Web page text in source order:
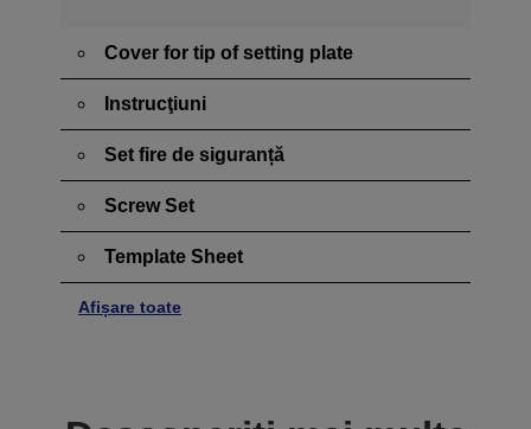
Cover for tip of setting plate
Instrucţiuni
Set fire de siguranță
Screw Set
Template Sheet
Afișare toate